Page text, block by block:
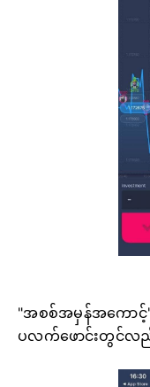
"အစစ်အမှန်အကောင့်"
ပလက်ဖောင်းတွင်လ